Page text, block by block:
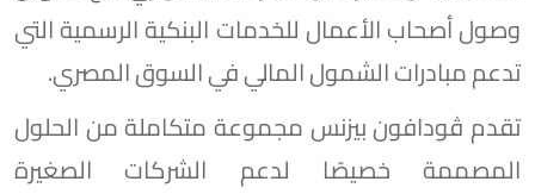
وصول أصحاب الأعمال للخدمات البنكية الرسمية التي
تدعم مبادرات الشمول المالي في السوق المصري.
تقدم ڤودافون بيزنس مجموعة متكاملة من الحلول
المصممة خصيصًا لدعم الشركات الصغيرة